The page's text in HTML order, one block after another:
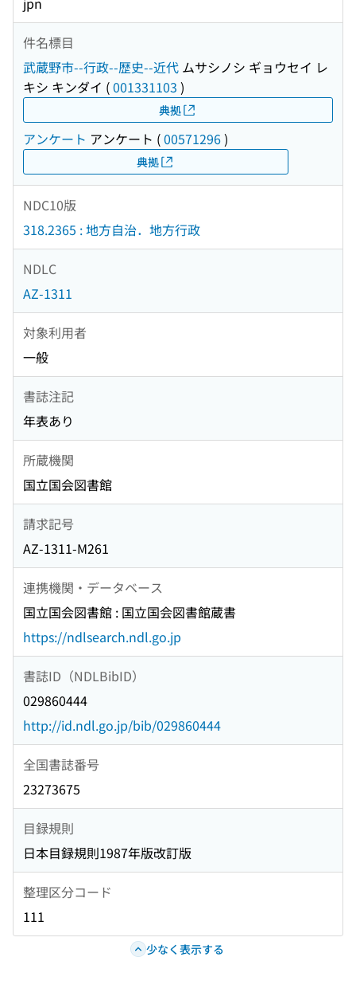
件名標目
武蔵野市--行政--歴史--近代 ムサシノシ ギョウセイ レ
キシ キンダイ (001331103 )
典拠
アンケート アンケート (00571296)
典拠
NDC10版
318.2365 : 地方自治．地方行政
NDLC
AZ-1311
対象利用者
一般
書誌注記
年表あり
所蔵機関
国立国会図書館
請求記号
AZ-1311-M261
連携機関・データベース
国立国会図書館 : 国立国会図書館蔵書
https://ndlsearch.ndl.go.jp
書誌ID（NDLBibID）
029860444
http://id.ndl.go.jp/bib/029860444
全国書誌番号
23273675
目録規則
日本目録規則1987年版改訂版
整理区分コード
111
少なく表示する